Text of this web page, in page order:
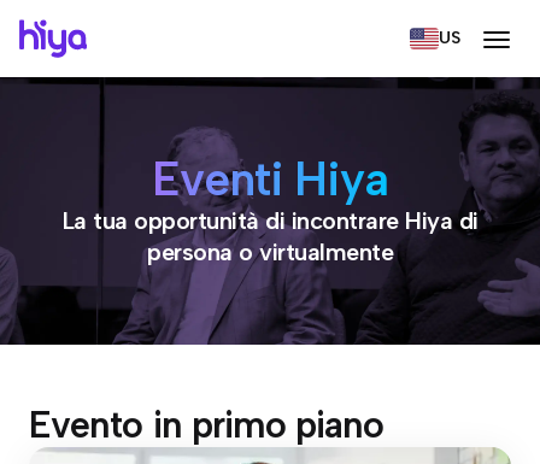
US
Eventi Hiya
La tua opportunità di incontrare Hiya di
persona o virtualmente
Evento in primo piano